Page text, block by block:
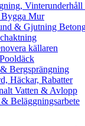
Mur
& Gjutning
källaren
Bergsprängning
Häckar, Rabatter
Vatten & Avlopp
Beläggningsarbete